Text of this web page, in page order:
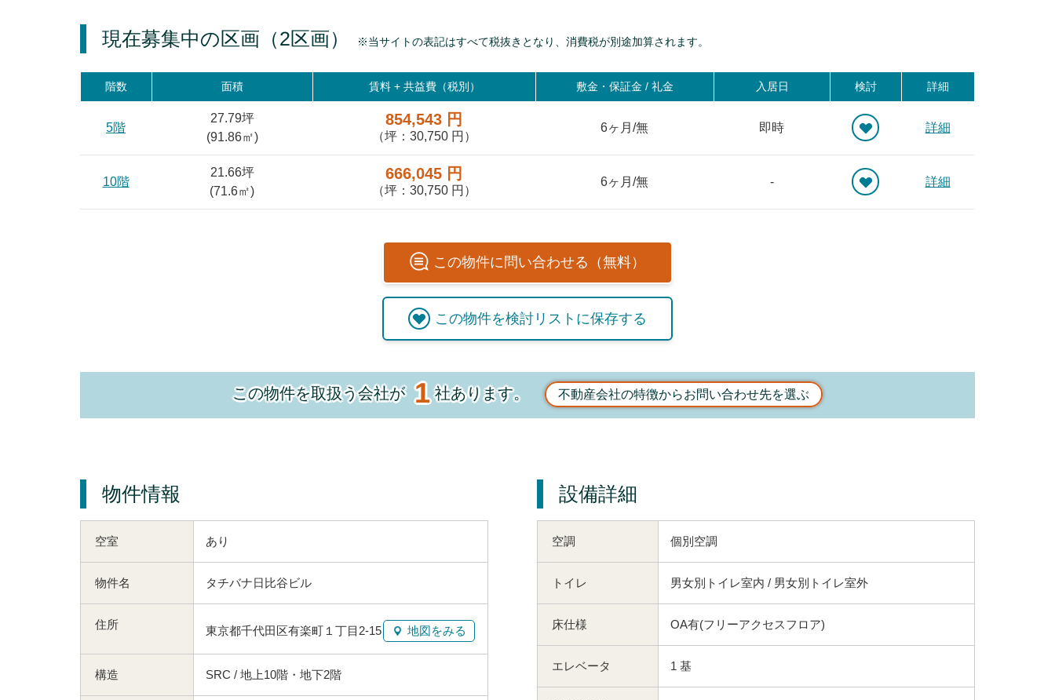
現在募集中の区画 （2区画） ※当サイトの表記はすべて税抜きとなり、消費税が別途加算されます。
階数 面積 賃料 +共益費（税別） 敷金・保証金 / 礼金 入居日 検討 詳細
5階
27.79坪
(91.86㎡)
854,543 円
（坪：30,750 円）
6ヶ月/無 即時 詳細
10階
21.66坪
(71.6㎡)
666,045 円
（坪：30,750 円）
6ヶ月/無 - 詳細
この物件に問い合わせる（無料）
この物件を検討リストに保存する
この物件を取扱う会社が1社あります。 不動産会社の特徴からお問い合わせ先を選ぶ
物件情報
空室 あり
物件名 タチバナ日比谷ビル
住所 東京都千代田区有楽町１丁目2-15 地図をみる
構造 SRC / 地上10階・地下2階
設備詳細
空調 個別空調
トイレ 男女別トイレ室内 / 男女別トイレ室外
床仕様 OA有(フリーアクセスフロア)
エレベータ 1 基